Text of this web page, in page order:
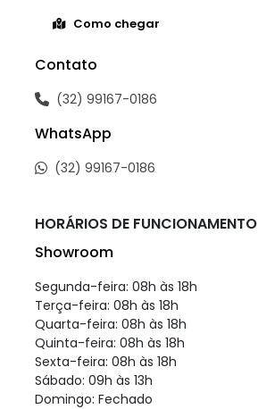
Como chegar
Contato
(32) 99167-0186
WhatsApp
(32) 99167-0186
HORÁRIOS DE FUNCIONAMENTO
Showroom
Segunda-feira: 08h às 18h
Terça-feira: 08h às 18h
Quarta-feira: 08h às 18h
Quinta-feira: 08h às 18h
Sexta-feira: 08h às 18h
Sábado: 09h às 13h
Domingo: Fechado